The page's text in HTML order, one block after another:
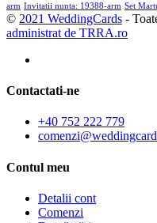
arm Invitatii nunta: 19388-arm Set
© 2021 WeddingCards -
administrat de TRRA.ro
Contactati-ne
+40 752 222 779
Contul meu
Detalii cont
Comenzi